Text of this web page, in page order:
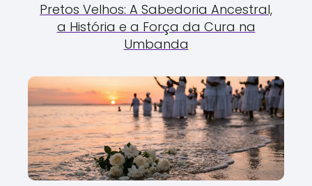
Pretos Velhos: A Sabedoria Ancestral,
a História e a Força da Cura na
Umbanda